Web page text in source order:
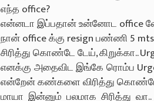
எந்த office?
என்னடா இப்பதான் உன்னோட office
நான் office க்கு resign பண்ணி 5 mts
சிரித்து கொண்டே டேய், கிறுக்கா..
எனக்கு அதைவிட இங்கே ரொம்ப
என்றேன் கண்களை விரித்து
மாயா இன்னும் பலமாக சிரித்து